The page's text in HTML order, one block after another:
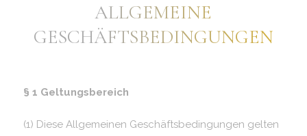
ALLGEMEINE
GESCHÄFTSBEDINGUNGEN
§ 1 Geltungsbereich
(1) Diese Allgemeinen Geschäftsbedingungen gelten